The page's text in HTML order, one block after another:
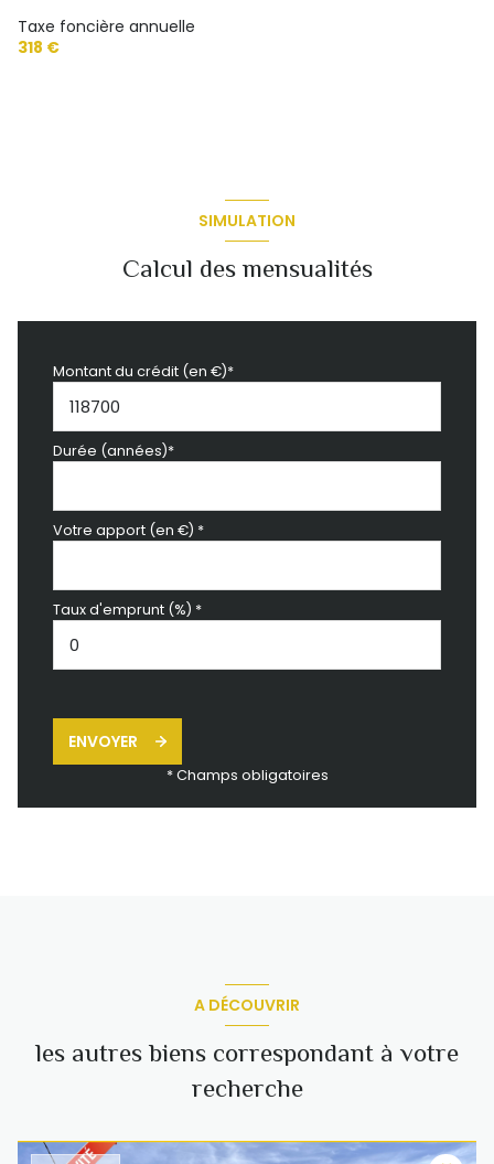
Taxe foncière annuelle
318 €
SIMULATION
Calcul des mensualités
Montant du crédit (en €)*
Durée (années)*
Votre apport (en €) *
Taux d'emprunt (%) *
ENVOYER
* Champs obligatoires
A DÉCOUVRIR
les autres biens correspondant à votre
recherche